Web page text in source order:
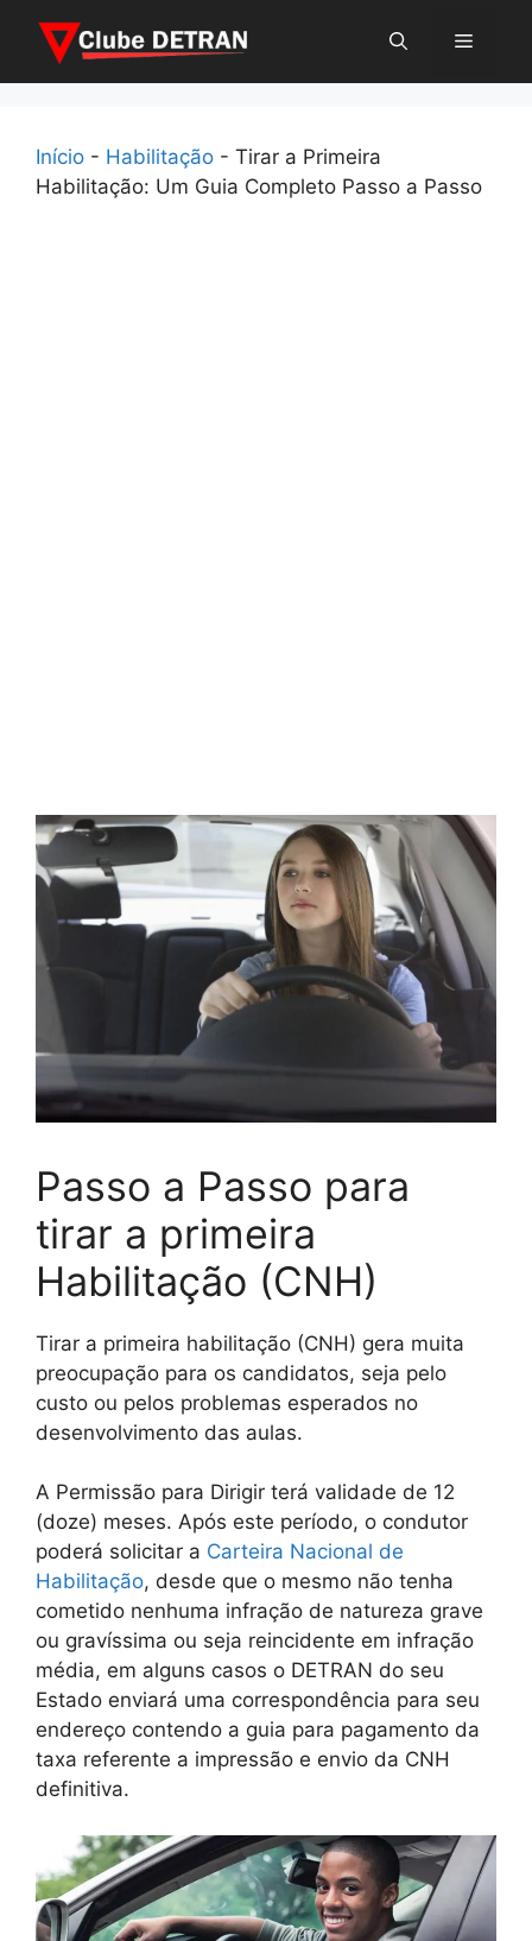
Menu
Início - Habilitação - Tirar a Primeira
Habilitação: Um Guia Completo Passo a Passo
Passo a Passo para
tirar a primeira
Habilitação (CNH)
Tirar a primeira habilitação (CNH) gera muita
preocupação para os candidatos, seja pelo
custo ou pelos problemas esperados no
desenvolvimento das aulas.
A Permissão para Dirigir terá validade de 12
(doze) meses. Após este período, o condutor
poderá solicitar a Carteira Nacional de
Habilitação, desde que o mesmo não tenha
cometido nenhuma infração de natureza grave
ou gravíssima ou seja reincidente em infração
média, em alguns casos o DETRAN do seu
Estado enviará uma correspondência para seu
endereço contendo a guia para pagamento da
taxa referente a impressão e envio da CNH
definitiva.